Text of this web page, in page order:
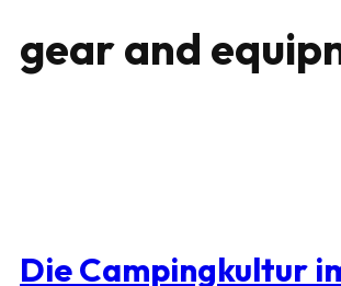
gear and
Die Campingkultur